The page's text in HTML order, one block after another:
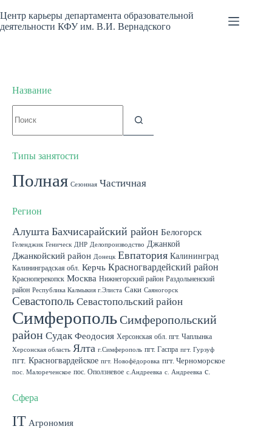
к
сути
Центр карьеры департамента образовательной
деятельности КФУ им. В.И. Вернадского
Название
не
Типы занятости
Полная Сезонная Частичная
Регион
Алушта Бахчисарайский район Белогорск
Геленджик Геническ ДНР Делопроизводство Джанкой
Джанкойский район Донецк Евпатория Калининград
Калининградская обл. Керчь Красногвардейский район
Красноперекопск Москва Нижнегорский район Раздольненский
район Республика Калмыкия г.Элиста Саки Саяногорск
Севастополь Севастопольский район
СимферопольСимферопольский
район Судак Феодосия Херсонская обл. пгт. Чаплынка
Херсонская область Ялта г.Симферополь пгт. Гаспра пгт. Гурзуф
пгт. Красногвардейское пгт. Новофёдоровка пгт. Черноморское
пос. Малореченское пос. Оползневое с.Андреевка с. Андреевка с.
с.Школьное
Сфера
IT Агрономия